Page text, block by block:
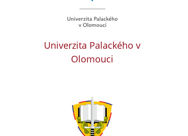
Univerzita Palackého v
Olomouci